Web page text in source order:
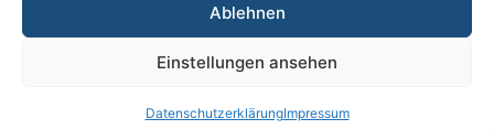
Ablehnen
Einstellungen ansehen
DatenschutzerklärungImpressum
Einführung des Punktemodells zugesagt
Dynamisierung entweder null Prozent oder